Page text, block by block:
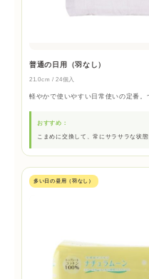
普通の日用（羽なし）
21.0cm / 24個入
軽やかで使いやすい日常使いの定番。
おすすめ：
こまめに交換して、常にサラサラな状態
多い日の昼用（羽なし）